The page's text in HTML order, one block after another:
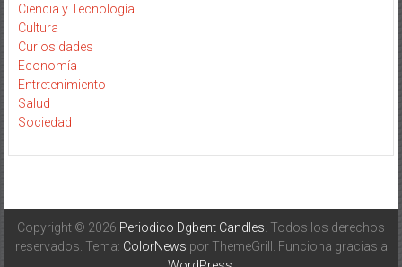
Ciencia y Tecnología
Cultura
Curiosidades
Economía
Entretenimiento
Salud
Sociedad
Copyright © 2026 Periodico Dgbent Candles . Todos los derechos
reservados. Tema: ColorNews por ThemeGrill. Funciona gracias a